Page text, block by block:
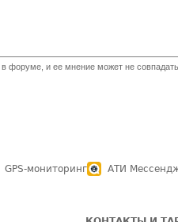
форуме, и ее мнение может не
GPS-мониторинг АТИ